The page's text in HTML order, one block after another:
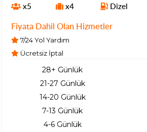
x5 x4 Dizel
Fiyata Dahil Olan Hizmetler
7/24 Yol Yardım
Ücretsiz İptal
28+ Günlük
21-27 Günlük
14-20 Günlük
7-13 Günlük
4-6 Günlük